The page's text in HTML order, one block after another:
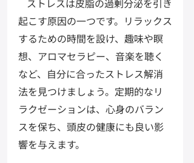
起こす原因の一つです。リラックス
するための時間を設け、趣味や瞑
想、アロマセラピー、音楽を聴く
など、自分に合ったストレス解消
法を見つけましょう。定期的なリ
ラクゼーションは、心身のバラン
スを保ち、頭皮の健康にも良い影
響を与えます。